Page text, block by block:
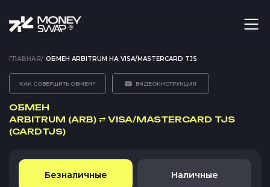
ГЛАВНАЯ/ ОБМЕН ARBITRUM НА VISA/MASTERCARD TJS
КАК СОВЕРШИТЬ ОБМЕН? ВИДЕОИНСТРУКЦИЯ
ОБМЕН
ARBITRUM (ARB) ⇄ VISA/MASTERCARD TJS
(CARDTJS)
Безналичные Наличные